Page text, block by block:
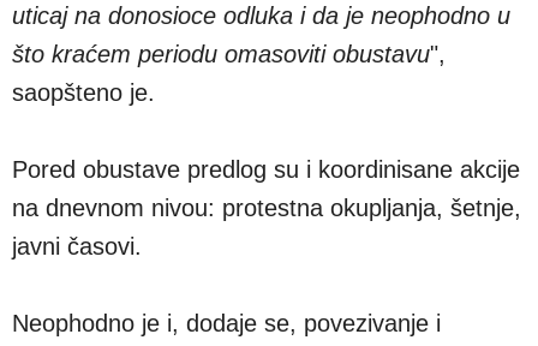
uticaj na donosioce odluka i da je neophodno u
što kraćem periodu omasoviti obustavu",
saopšteno je.
Pored obustave predlog su i koordinisane akcije
na dnevnom nivou: protestna okupljanja, šetnje,
javni časovi.
Neophodno je i, dodaje se, povezivanje i